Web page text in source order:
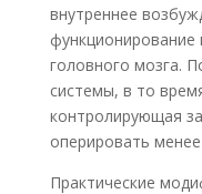
внутреннее
головного мозга.
системы, в то
контролирующая
оперировать
Практические